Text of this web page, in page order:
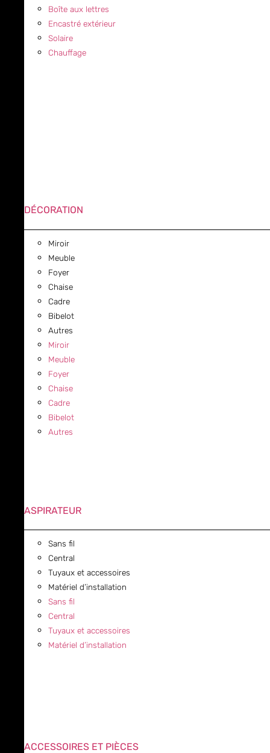
Boîte aux lettres
Encastré extérieur
Solaire
Chauffage
DÉCORATION
Miroir
Meuble
Foyer
Chaise
Cadre
Bibelot
Autres
Miroir
Meuble
Foyer
Chaise
Cadre
Bibelot
Autres
ASPIRATEUR
Sans fil
Central
Tuyaux et accessoires
Matériel d’installation
Sans fil
Central
Tuyaux et accessoires
Matériel d’installation
ACCESSOIRES ET PIÈCES